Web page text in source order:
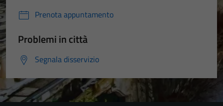
Prenota appuntamento
Problemi in città
Segnala disservizio